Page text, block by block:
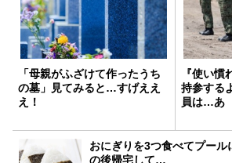
「母親がふざけて作ったうち
の墓」見てみると…すげええ
え！
『使い
持参する
員は…あ
おにぎりを3つ食べてプール
の後帰宅して…